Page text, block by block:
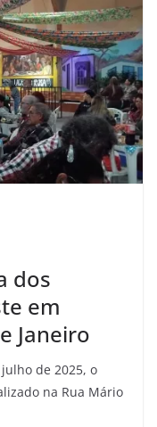
dos
em
Janeiro
de 2025, o
na Rua Mário